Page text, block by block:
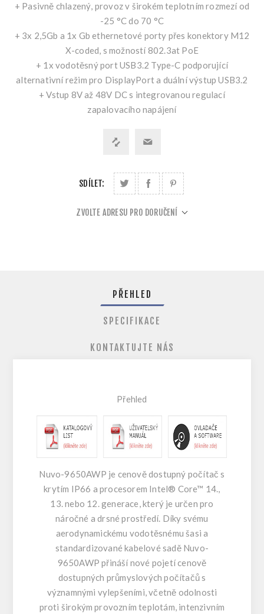
+ Pasivně chlazený, provoz v širokém teplotním rozmezí od
-25 °C do 70 °C
+ 3x 2,5Gb a 1x Gb ethernetové porty přes konektory M12
X-coded, s možností 802.3at PoE
+ 1x vodotěsný port USB3.2 Type-C podporující
alternativní režim pro DisplayPort a duální výstup USB3.2
+ Vstup 8V až 48V DC s integrovanou regulací
zapalovacího napájení
SDÍLET:
ZVOLTE ADRESU PRO DORUČENÍ
PŘEHLED
SPECIFIKACE
KONTAKTUJTE NÁS
Přehled
Nuvo-9650AWP je cenově dostupný počítač s
krytím IP66 a procesorem Intel® Core™ 14.,
13. nebo 12. generace, který je určen pro
náročné a drsné prostředí. Díky svému
aerodynamickému vodotěsnému šasi a
standardizované kabelové sadě Nuvo-
9650AWP přináší nové pojetí cenově
dostupných průmyslových počítačů s
významnými vylepšeními, včetně odolnosti
proti širokým provozním teplotám, intenzivním